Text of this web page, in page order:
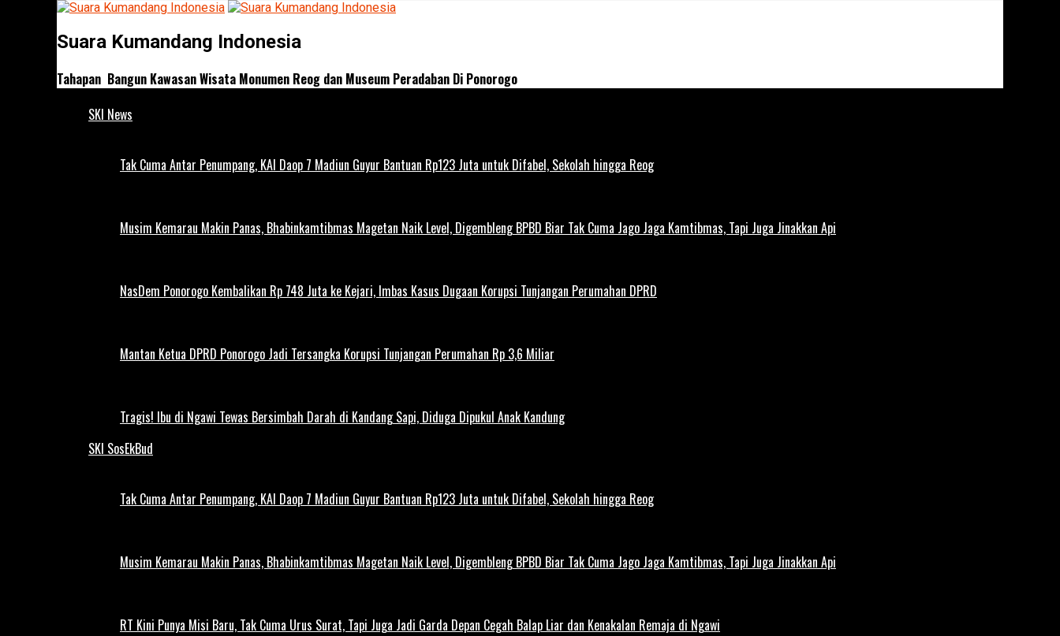
Suara Kumandang Indonesia
Tahapan Bangun Kawasan Wisata Monumen Reog dan Museum Peradaban Di Ponorogo
SKI News
Tak Cuma Antar Penumpang, KAI Daop 7 Madiun Guyur Bantuan Rp123 Juta untuk Difabel, Sekolah hingga Reog
Musim Kemarau Makin Panas, Bhabinkamtibmas Magetan Naik Level, Digembleng BPBD Biar Tak Cuma Jago Jaga Kamtibmas, Tapi Juga Jinakkan Api
NasDem Ponorogo Kembalikan Rp 748 Juta ke Kejari, Imbas Kasus Dugaan Korupsi Tunjangan Perumahan DPRD
Mantan Ketua DPRD Ponorogo Jadi Tersangka Korupsi Tunjangan Perumahan Rp 3,6 Miliar
Tragis! Ibu di Ngawi Tewas Bersimbah Darah di Kandang Sapi, Diduga Dipukul Anak Kandung
SKI SosEkBud
Tak Cuma Antar Penumpang, KAI Daop 7 Madiun Guyur Bantuan Rp123 Juta untuk Difabel, Sekolah hingga Reog
Musim Kemarau Makin Panas, Bhabinkamtibmas Magetan Naik Level, Digembleng BPBD Biar Tak Cuma Jago Jaga Kamtibmas, Tapi Juga Jinakkan Api
RT Kini Punya Misi Baru, Tak Cuma Urus Surat, Tapi Juga Jadi Garda Depan Cegah Balap Liar dan Kenakalan Remaja di Ngawi